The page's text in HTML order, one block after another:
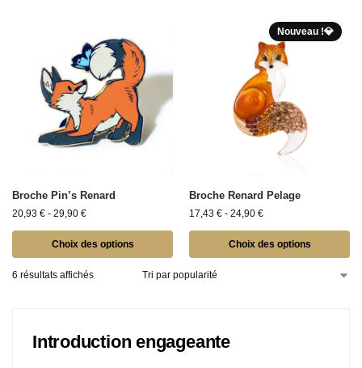
Broche Pin’s Renard​
20,93 € - 29,90 €
Choix des options
Nouveau !💎
Broche Renard Pelage
17,43 € - 24,90 €
Choix des options
6 résultats affichés
Introduction engageante